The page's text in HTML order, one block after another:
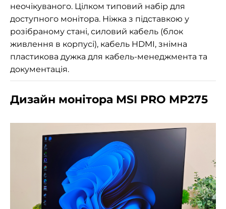
неочікуваного. Цілком типовий набір для
доступного монітора. Ніжка з підставкою у
розібраному стані, силовий кабель (блок
живлення в корпусі), кабель HDMI, знімна
пластикова дужка для кабель-менеджмента та
документація.
Дизайн монітора MSI PRO MP275